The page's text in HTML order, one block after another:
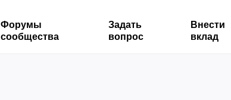
Форумы
сообщества
Задать
вопрос
Внести
вклад